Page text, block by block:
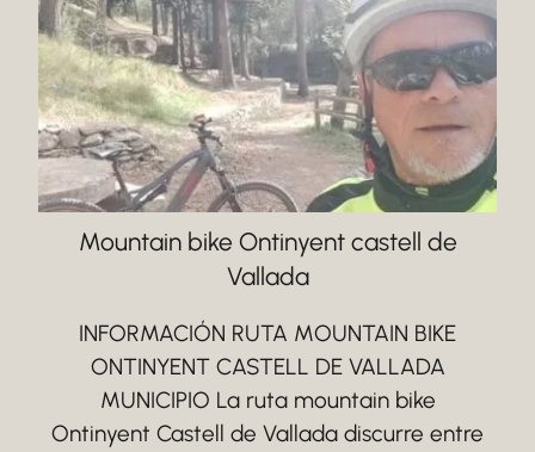
Mountain bike Ontinyent castell de
Vallada
INFORMACIÓN RUTA MOUNTAIN BIKE
ONTINYENT CASTELL DE VALLADA
MUNICIPIO La ruta mountain bike
Ontinyent Castell de Vallada discurre entre